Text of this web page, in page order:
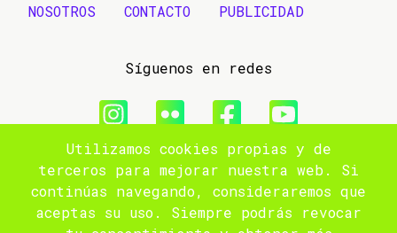
NOSOTROS
CONTACTO PUBLICIDAD
Síguenos en redes
© 2009- 2026 Que Femos
Utilizamos cookies propias y de
terceros para mejorar nuestra web. Si
continúas navegando, consideraremos que
aceptas su uso. Siempre podrás revocar